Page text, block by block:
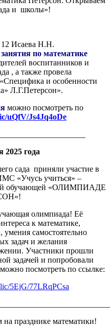
и школы»!
Исаева Н.Н.
по математике
воспитанников и
, а также провела
и особенности
Л.Г.Петерсон».
можно посмотреть по
uQfV/Js4Jq4oDe
2025 года
сада приняли участие в
«Учусь учиться» –
обучающей «ОЛИМПИАДЕ
олимпиада! Её
к математике,
умения самостоятельно
задач и желания
Участники прошли
задачей и попробовали
посмотреть по ссылке:
5EjG/77LRqPCsa
на празднике математики!